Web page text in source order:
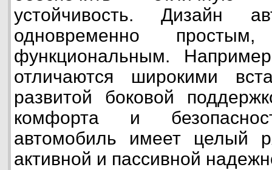
устойчивость. Дизайн
одновременно
функциональным.
отличаются широкими
развитой боковой
комфорта и
автомобиль имеет целый
активной и пассивной